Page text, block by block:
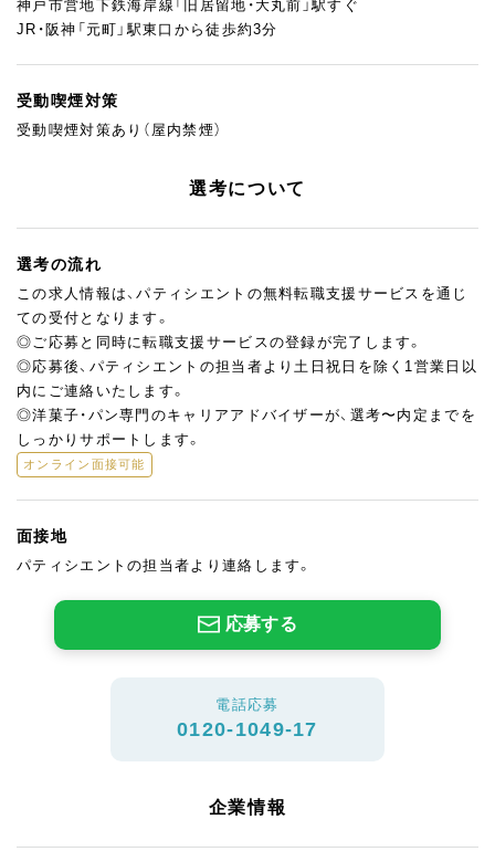
神戸市営地下鉄海岸線「旧居留地・大丸前」駅すぐ
JR・阪神「元町」駅東口から徒歩約3分
受動喫煙対策
受動喫煙対策あり（屋内禁煙）
選考について
選考の流れ
この求人情報は、パティシエントの無料転職支援サービスを通じ
ての受付となります。
◎ご応募と同時に転職支援サービスの登録が完了します。
◎応募後、パティシエントの担当者より土日祝日を除く1営業日以
内にご連絡いたします。
◎洋菓子・パン専門のキャリアアドバイザーが、選考〜内定までを
しっかりサポートします。
オンライン面接可能
面接地
パティシエントの担当者より連絡します。
応募する
電話応募
0120-1049-17
企業情報